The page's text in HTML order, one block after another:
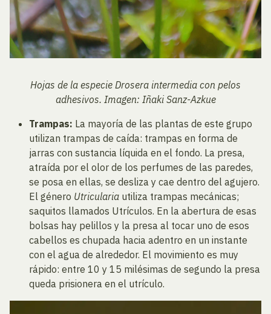
Hojas de la especie Drosera intermedia con pelos
adhesivos. Imagen: Iñaki Sanz-Azkue
Trampas: La mayoría de las plantas de este grupo
utilizan trampas de caída: trampas en forma de
jarras con sustancia líquida en el fondo. La presa,
atraída por el olor de los perfumes de las paredes,
se posa en ellas, se desliza y cae dentro del agujero.
El género Utricularia utiliza trampas mecánicas;
saquitos llamados Utrículos. En la abertura de esas
bolsas hay pelillos y la presa al tocar uno de esos
cabellos es chupada hacia adentro en un instante
con el agua de alrededor. El movimiento es muy
rápido: entre 10 y 15 milésimas de segundo la presa
queda prisionera en el utrículo.